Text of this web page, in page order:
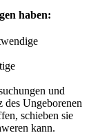
haben:
und
Ungeborenen
schieben sie
kann.